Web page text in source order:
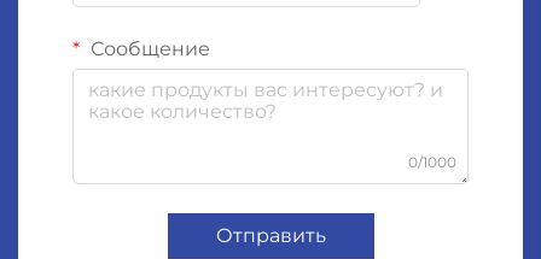
Сообщение
0/1000
Отправить